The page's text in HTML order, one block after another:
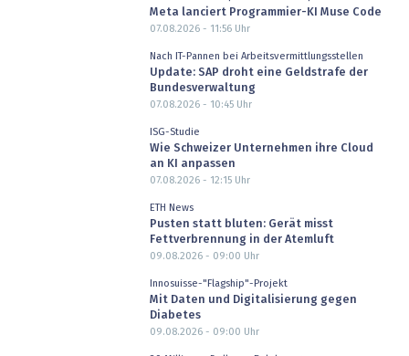
Meta lanciert Programmier-KI Muse Code
07.08.2026 - 11:56Uhr
Nach IT-Pannen bei Arbeitsvermittlungsstellen
Update: SAP droht eine Geldstrafe der
Bundesverwaltung
07.08.2026 - 10:45Uhr
ISG-Studie
Wie Schweizer Unternehmen ihre Cloud
an KI anpassen
07.08.2026 - 12:15Uhr
ETH News
Pusten statt bluten: Gerät misst
Fettverbrennung in der Atemluft
09.08.2026 - 09:00 Uhr
Innosuisse-"Flagship"-Projekt
Mit Daten und Digitalisierung gegen
Diabetes
09.08.2026 - 09:00 Uhr